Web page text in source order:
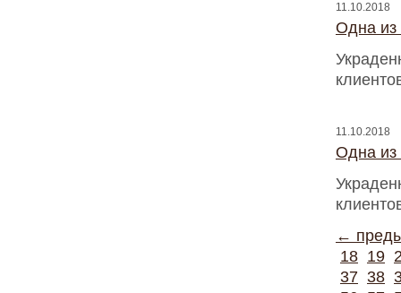
11.10.2018
Одна из
11.10.2018
Одна из
←
18 19
37 38